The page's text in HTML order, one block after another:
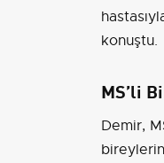
konuştu.
MS’li
Demir,